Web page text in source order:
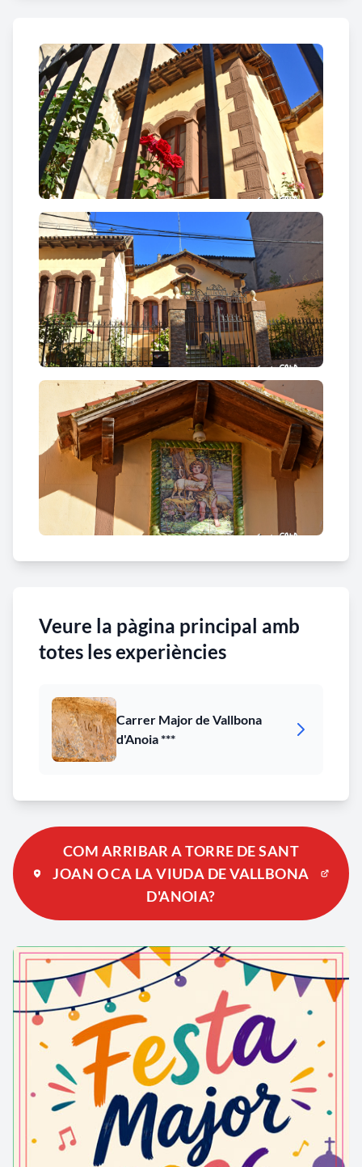
Joan Baptista.
Veure la pàgina principal amb
totes les experiències
Carrer Major de Vallbona
d'Anoia ***
COM ARRIBAR A TORRE DE SANT
JOAN O CA LA VIUDA DE VALLBONA
D'ANOIA?